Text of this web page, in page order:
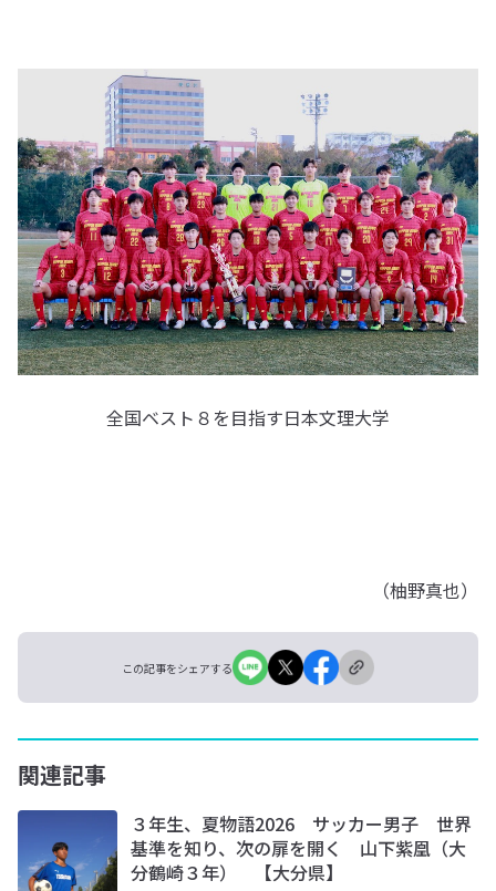
全国ベスト８を目指す日本文理大学
（柚野真也）
この記事をシェアする
関連記事
３年生、夏物語2026 サッカー男子 世界
基準を知り、次の扉を開く 山下紫凰（大
分鶴崎３年） 【大分県】